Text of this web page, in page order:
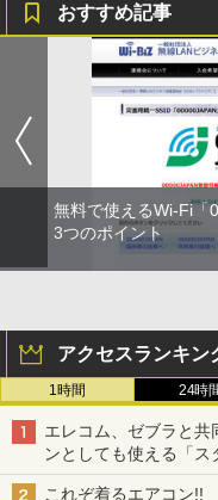
おすすめ記事
無料で使えるWi-Fi「
3つのポイント
アクセスランキン
1時間 24時
エレコム、ゼブラと
ンとしても使える「
も、持ち替えずに書き
これぞ着るエアコン!!